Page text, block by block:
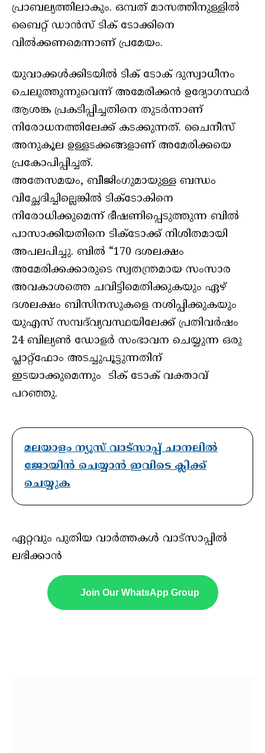
പ്രാബല്യത്തിലാകും. ഒമ്പത് മാസത്തിനുള്ളിൽ
ബൈറ്റ് ഡാൻസ് ടിക് ടോക്കിനെ
വിൽക്കണമെന്നാണ് പ്രമേയം.
യുവാക്കൾക്കിടയിൽ ടിക് ടോക് ദുസ്വാധീനം
ചെലുത്തുന്നുവെന്ന് അമേരിക്കൻ ഉദ്യോഗസ്ഥർ
ആശങ്ക പ്രകടിപ്പിച്ചതിനെ തുടർന്നാണ്
നിരോധനത്തിലേക്ക് കടക്കുന്നത്. ചൈനീസ്
അനുകൂല ഉള്ളടക്കങ്ങളാണ് അമേരിക്കയെ
പ്രകോപിപ്പിച്ചത്.
അതേസമയം, ബീജിംഗുമായുള്ള ബന്ധം
വിച്ഛേദിച്ചില്ലെങ്കിൽ ടിക്ടോകിനെ
നിരോധിക്കുമെന്ന് ഭീഷണിപ്പെടുത്തുന്ന ബിൽ
പാസാക്കിയതിനെ ടിക്‌ടോക്ക് നിശിതമായി
അപലപിച്ചു. ബിൽ “170 ദശലക്ഷം
അമേരിക്കക്കാരുടെ സ്വതന്ത്രമായ സംസാര
അവകാശത്തെ ചവിട്ടിമെതിക്കുകയും ഏഴ്
ദശലക്ഷം ബിസിനസുകളെ നശിപ്പിക്കുകയും
യുഎസ് സമ്പദ്‌വ്യവസ്ഥയിലേക്ക് പ്രതിവർഷം
24 ബില്യൺ ഡോളർ സംഭാവന ചെയ്യുന്ന ഒരു
പ്ലാറ്റ്‌ഫോം അടച്ചുപൂട്ടുന്നതിന്
ഇടയാക്കുമെന്നും ടിക് ടോക് വക്താവ്
പറഞ്ഞു.
മലയാളം ന്യൂസ് വാട്സാപ്പ് ചാനലിൽ
ജോയിൻ ചെയ്യാൻ ഇവിടെ ക്ലിക്ക്
ചെയ്യുക
ഏറ്റവും പുതിയ വാർത്തകൾ വാട്സാപ്പിൽ
ലഭിക്കാൻ
Join Our WhatsApp Group